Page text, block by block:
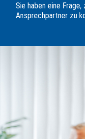
Sie haben eine
Ansprechpartner zu